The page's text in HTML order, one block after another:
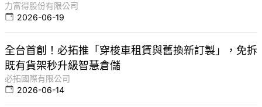
力富得股份有限公司
2026-06-19
全台首創！必拓推「穿梭車租賃與舊換新訂製」，免拆
既有貨架秒升級智慧倉儲
必拓國際有限公司
2026-06-14